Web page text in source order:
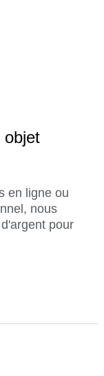
objet
en ligne ou
nous
pour